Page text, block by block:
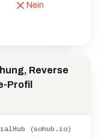
Nein
Reverse
Profil
(sohub.io)